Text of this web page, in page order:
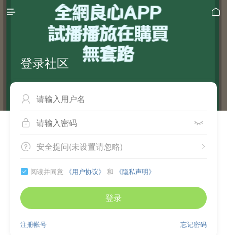
 
登录社区

 
 
安全提问(未设置请忽略)
 阅读并同意 《用户协议》 和 《隐私声明》
登录
忘记密码
注册帐号